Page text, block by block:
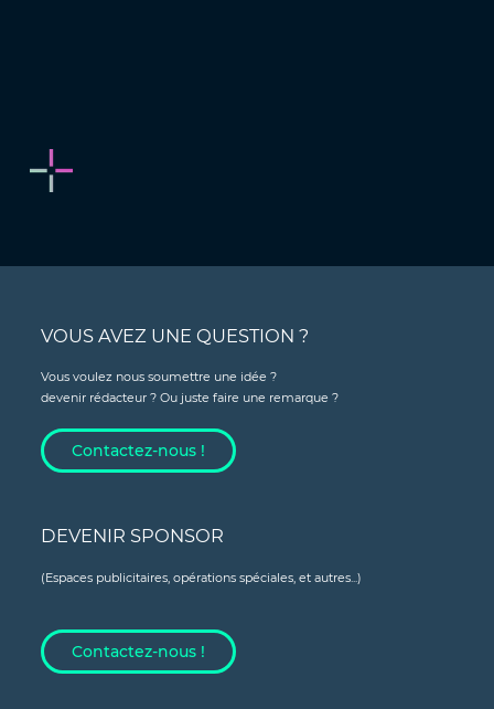
VOUS AVEZ UNE QUESTION ?
Vous voulez nous soumettre une idée ?
devenir rédacteur ? Ou juste faire une remarque ?
Contactez-nous !
DEVENIR SPONSOR
(Espaces publicitaires, opérations spéciales, et autres...)
Contactez-nous !